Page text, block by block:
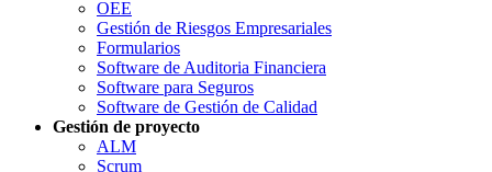
OEE
Gestión de Riesgos Empresariales
Formularios
Software de Auditoria Financiera
Software para Seguros
Software de Gestión de Calidad
Gestión de proyecto
ALM
Scrum